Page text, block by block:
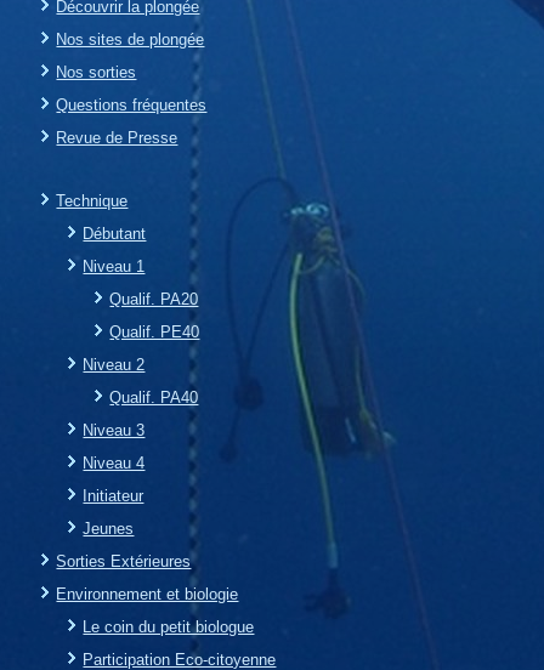
Découvrir la plongée
Nos sites de plongée
Nos sorties
Questions fréquentes
Revue de Presse
Technique
Débutant
Niveau 1
Qualif. PA20
Qualif. PE40
Niveau 2
Qualif. PA40
Niveau 3
Niveau 4
Initiateur
Jeunes
Sorties Extérieures
Environnement et biologie
Le coin du petit biologue
Participation Eco-citoyenne